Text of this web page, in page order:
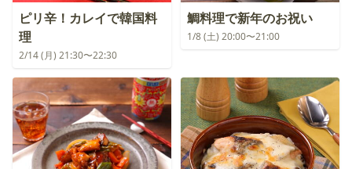
ピリ辛！カレイで韓国料
理
2/14 (月) 21:30〜22:30
鯛料理で新年のお祝い
1/8 (土) 20:00〜21:00